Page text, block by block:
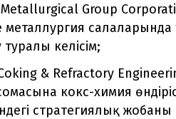
Group
салаларында
келісім;
& Refractory
кокс-химия
стратегиялық жобаны